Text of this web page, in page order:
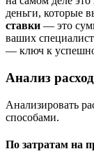
деньги, которые
ставки — это
ваших
— ключ к
Анализ
Анализировать
способами.
По затратам на